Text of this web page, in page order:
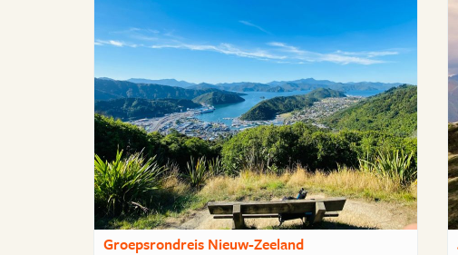
Groepsrondreis Nieuw-Zeeland